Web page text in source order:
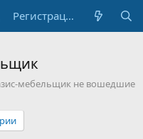
Регистрация
мебельщик не вошедшие